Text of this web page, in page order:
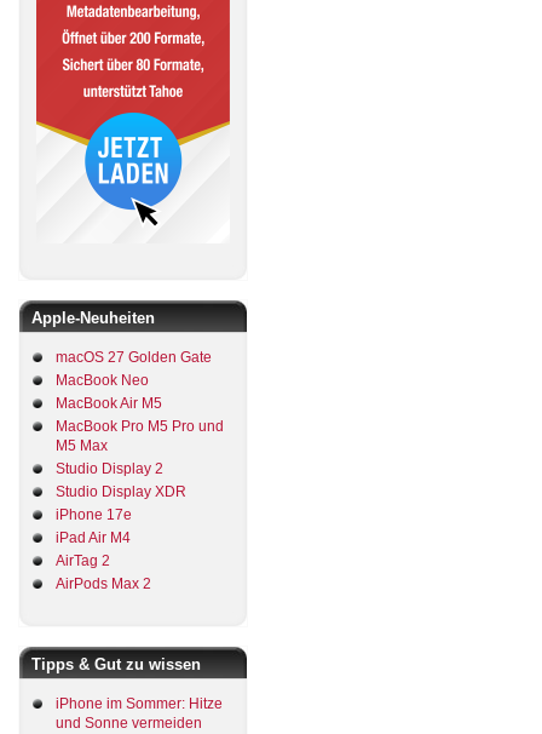
Apple-Neuheiten
macOS 27 Golden Gate
MacBook Neo
MacBook Air M5
MacBook Pro M5 Pro und
M5 Max
Studio Display 2
Studio Display XDR
iPhone 17e
iPad Air M4
AirTag 2
AirPods Max 2
Tipps & Gut zu wissen
iPhone im Sommer: Hitze
und Sonne vermeiden